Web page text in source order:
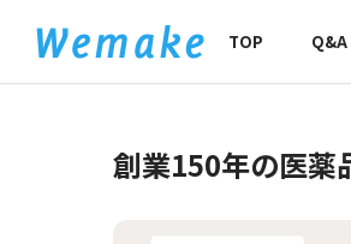
TOP Q&A
創業150年の医薬